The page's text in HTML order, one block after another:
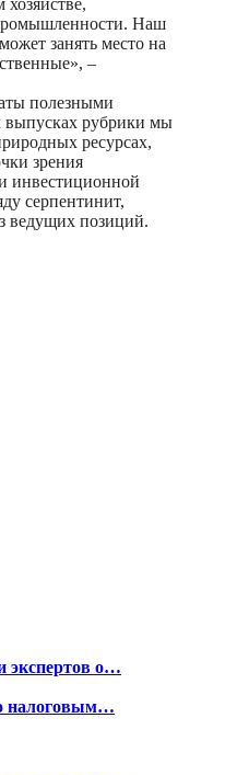
Наш
занять место на
–
полезными
рубрики мы
ресурсах,
зрения
инвестиционной
серпентинит,
ведущих позиций.
экспертов о…
налоговым…